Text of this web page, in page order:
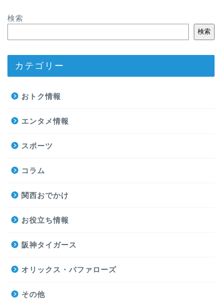
検索
検索
カテゴリー
おトク情報
エンタメ情報
スポーツ
コラム
関西おでかけ
お役立ち情報
阪神タイガース
オリックス・バファローズ
その他